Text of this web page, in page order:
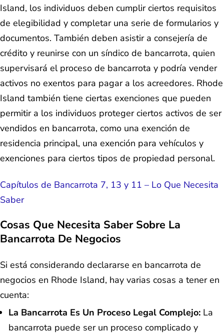
Island, los individuos deben cumplir ciertos requisitos
de elegibilidad y completar una serie de formularios y
documentos. También deben asistir a consejería de
crédito y reunirse con un síndico de bancarrota, quien
supervisará el proceso de bancarrota y podría vender
activos no exentos para pagar a los acreedores. Rhode
Island también tiene ciertas exenciones que pueden
permitir a los individuos proteger ciertos activos de ser
vendidos en bancarrota, como una exención de
residencia principal, una exención para vehículos y
exenciones para ciertos tipos de propiedad personal.
Capítulos de Bancarrota 7, 13 y 11 – Lo Que Necesita
Saber
Cosas Que Necesita Saber Sobre La
Bancarrota De Negocios
Si está considerando declararse en bancarrota de
negocios en Rhode Island, hay varias cosas a tener en
cuenta:
La Bancarrota Es Un Proceso Legal Complejo: La
bancarrota puede ser un proceso complicado y